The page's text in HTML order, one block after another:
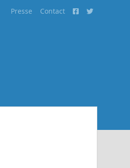
Presse Contact